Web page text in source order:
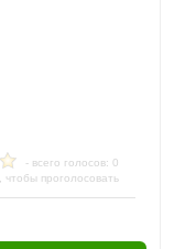
- всего голосов: 0
, чтобы проголосовать